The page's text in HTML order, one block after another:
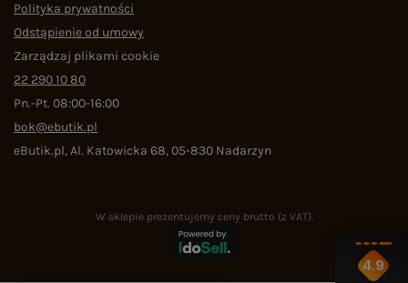
Polityka prywatności
Odstąpienie od umowy
Zarządzaj plikami cookie
22 290 10 80
Pn.-Pt. 08:00-16:00
bok@ebutik.pl
eButik.pl,Al. Katowicka 68,05-830 Nadarzyn
W sklepie prezentujemy ceny brutto (z VAT).
4.9